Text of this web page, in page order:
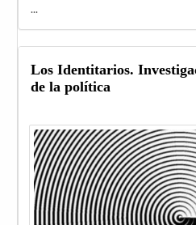
...
Los Identitarios.
de la política